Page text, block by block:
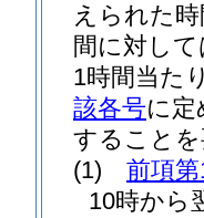
えられた
間に対し
1時間当た
該各号に定
すること
(1)
前項
10時から